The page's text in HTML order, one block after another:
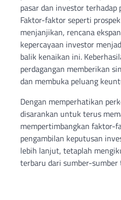
pasar dan investor terhadap
Faktor-faktor seperti
menjanjikan, rencana
kepercayaan investor
balik kenaikan ini.
perdagangan memberikan
dan membuka peluang
Dengan memperhatikan
disarankan untuk terus
mempertimbangkan faktor-
pengambilan keputusan
lebih lanjut, tetaplah
terbaru dari sumber-sumber